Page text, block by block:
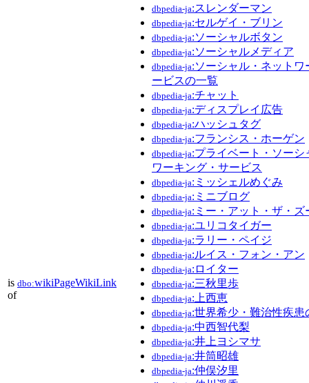
is dbo:wikiPageWikiLink
of
dbpedia-ja:スレンダーマン
dbpedia-ja:セルゲイ・ブリン
dbpedia-ja:ソーシャルボタン
dbpedia-ja:ソーシャルメディア
dbpedia-ja:ソーシャル・ネットワ
ービスの一覧
dbpedia-ja:チャット
dbpedia-ja:ディスプレイ広告
dbpedia-ja:ハッシュタグ
dbpedia-ja:フランシス・ホーゲン
dbpedia-ja:プライベート・ソーシ
ワーキング・サービス
dbpedia-ja:ミッシェルめぐみ
dbpedia-ja:ミニブログ
dbpedia-ja:ミー・アット・ザ・ズ
dbpedia-ja:ユリコタイガー
dbpedia-ja:ラリー・ペイジ
dbpedia-ja:ルイス・フォン・アン
dbpedia-ja:ロイター
dbpedia-ja:三秋里歩
dbpedia-ja:上西恵
dbpedia-ja:世界希少・難治性疾患
dbpedia-ja:中西智代梨
dbpedia-ja:井上ヨシマサ
dbpedia-ja:井筒昭雄
dbpedia-ja:仲俣汐里